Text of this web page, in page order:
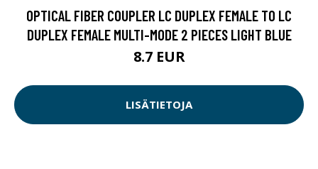
OPTICAL FIBER COUPLER LC DUPLEX FEMALE TO LC
DUPLEX FEMALE MULTI-MODE 2 PIECES LIGHT BLUE
8.7 EUR
LISÄTIETOJA